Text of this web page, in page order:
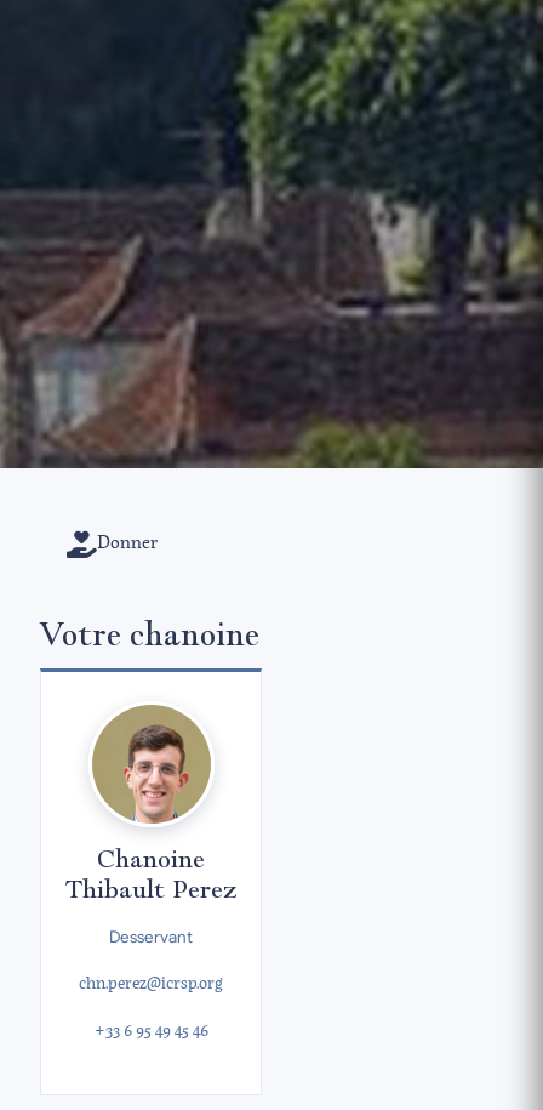
Donner
Votre chanoine
Chanoine
Thibault Perez
Desservant
chn.perez@icrsp.org
+33 6 95 49 45 46